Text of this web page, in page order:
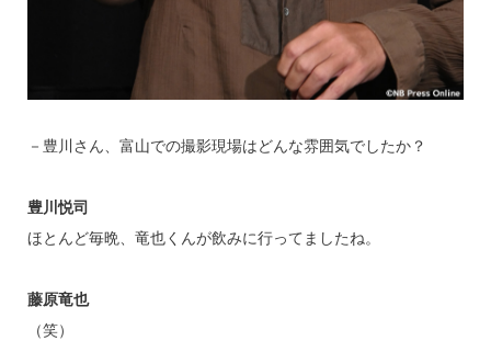
－豊川さん、富山での撮影現場はどんな雰囲気でしたか？
豊川悦司
ほとんど毎晩、竜也くんが飲みに行ってましたね。
藤原竜也
（笑）